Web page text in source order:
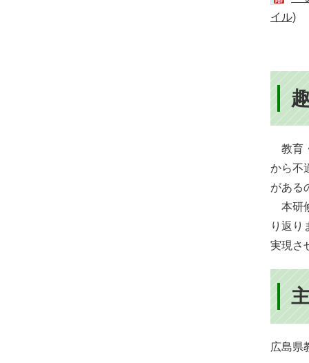
イル)
教育
から不
がある
本研
り返り
実現さ
広島県